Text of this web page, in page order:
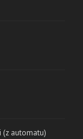
(z automatu)